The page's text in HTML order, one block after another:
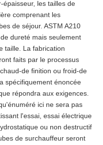
les tailles de
comprenant les
de séjour. ASTM A210
dureté mais seulement
taille. La fabrication
faits par le processus
de finition ou froid-de
spécifiquement énoncée
répondra aux exigences.
ici ne sera pas
l'essai, essai électrique
ou non destructif
de surchauffeur seront